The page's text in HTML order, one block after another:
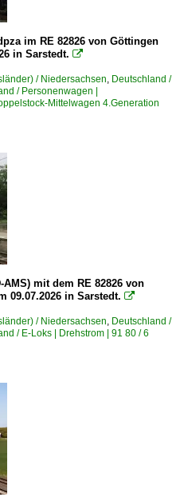
Bahnhof)
Kunstbauten
im RE 82826 von Göttingen
in Sarstedt. 
/ Niedersachsen, Deutschland /
/ Personenwagen |
Mittelwagen 4.Generation
AMS) mit dem RE 82826 von
09.07.2026 in Sarstedt. 
/ Niedersachsen, Deutschland /
/ E-Loks | Drehstrom | 91 80 / 6